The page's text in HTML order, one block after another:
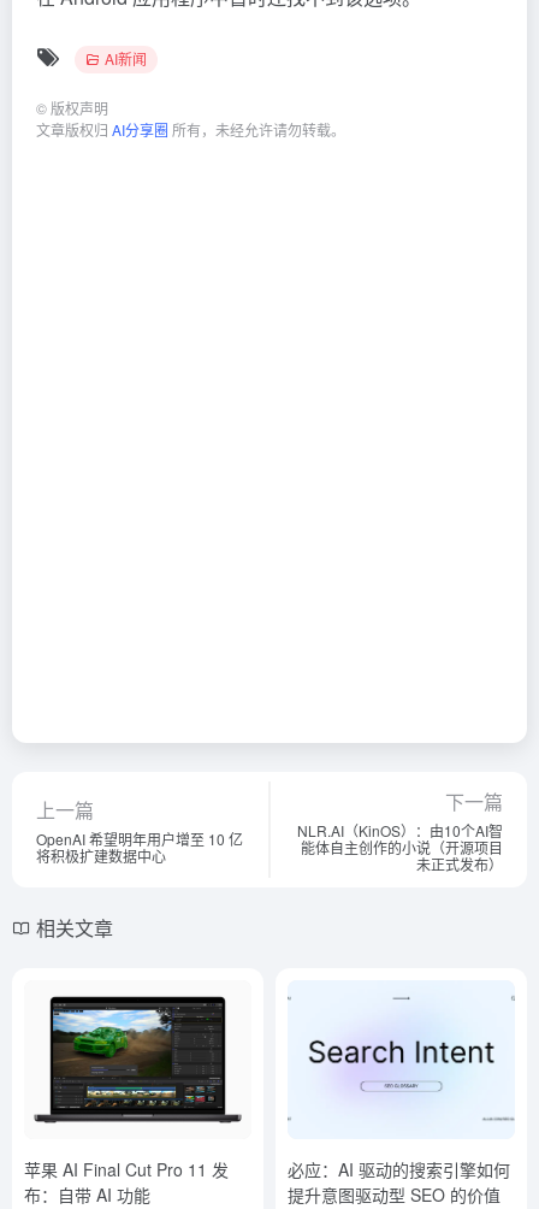
AI新闻
© 版权声明
文章版权归 AI分享圈 所有，未经允许请勿转载。
上一篇
OpenAI 希望明年用户增至 10 亿
将积极扩建数据中心
下一篇
NLR.AI（KinOS）：由10个AI智
能体自主创作的小说（开源项目
未正式发布）
相关文章
苹果 AI Final Cut Pro 11 发
布：自带 AI 功能
必应：AI 驱动的搜索引擎如何
提升意图驱动型 SEO 的价值